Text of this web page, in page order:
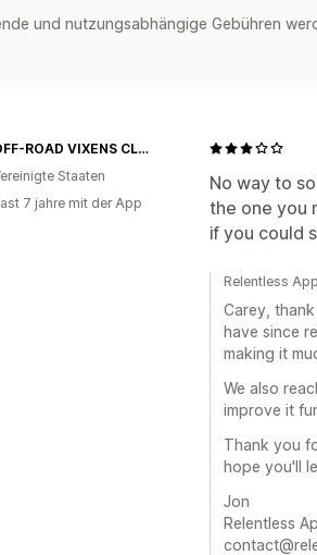
und nutzungsabhängige Gebühren
No way to
the one you
if you could
OFF-ROAD VIXENS CLOTHING CO.
Staaten
7 jahre mit der App
Relentless
Carey,
have since
making it
We also
improve it
Thank you
hope you'll
Jon
Relentless